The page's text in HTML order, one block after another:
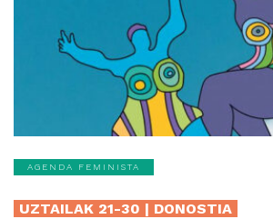
AGENDA FEMINISTA
UZTAILAK 21-30 | DONOSTIA